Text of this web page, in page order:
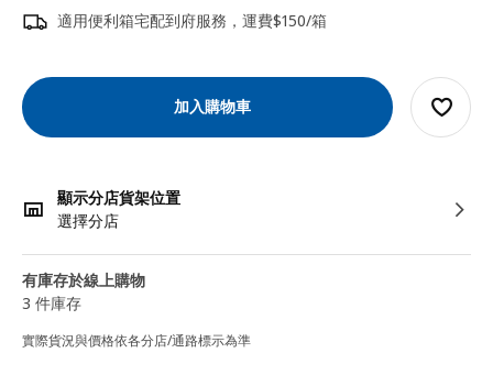
適用便利箱宅配到府服務，運費$150/箱
加入購物車
顯示分店貨架位置
選擇分店
有庫存於線上購物
3 件庫存
實際貨況與價格依各分店/通路標示為準